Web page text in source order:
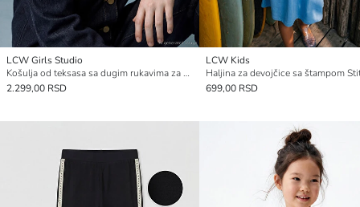
LCW Girls Studio
Košulja od teksasa sa dugim rukavima za devojčice
2.299,00 RSD
LCW Kids
Haljina za devojčice sa štampom
699,00 RSD